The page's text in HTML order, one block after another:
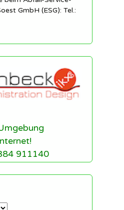
GmbH (ESG): Tel.:
911140